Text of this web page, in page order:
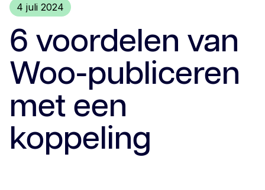
4 juli 2024
6 voordelen van
Woo-publiceren
met een
koppeling